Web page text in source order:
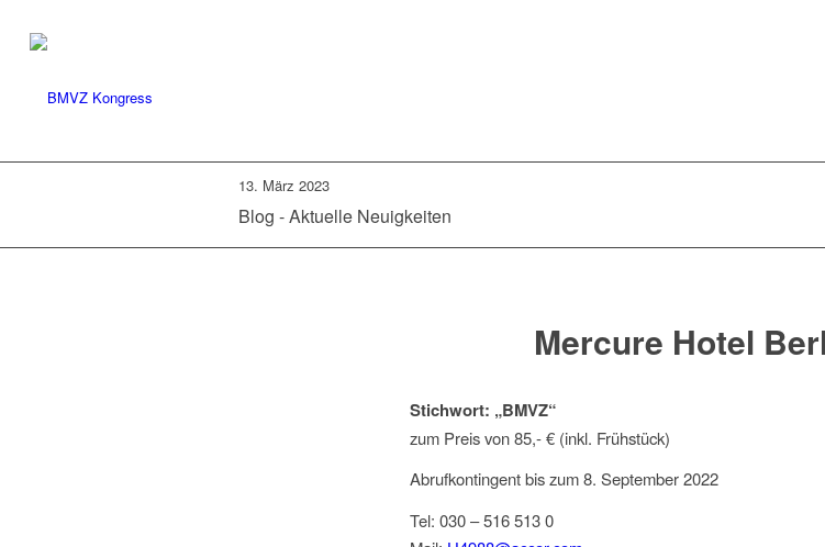
13. März 2023
Blog - Aktuelle Neuigkeiten
Mercure Hotel
Stichwort: „BMVZ“
zum Preis von 85,- € (inkl. Frühstück)
Abrufkontingent bis zum 8. September 2022
Tel: 030 – 516 513 0